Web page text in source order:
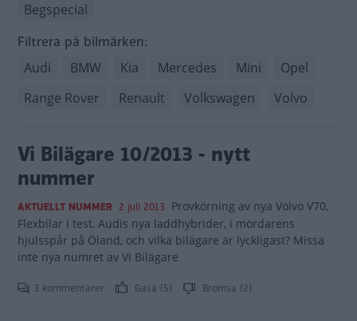
Begspecial
Filtrera på bilmärken:
Audi BMW Kia Mercedes Mini
Opel
Range Rover
Renault Volkswagen Volvo
Vi Bilägare 10/2013 - nytt
nummer
AKTUELLT NUMMER 2 juli 2013 Provkörning av nya Volvo V70,
Flexbilar i test, Audis nya laddhybrider, i mördarens
hjulsspår på Öland, och vilka bilägare är lyckligast? Missa
inte nya numret av Vi Bilägare
3 kommentarer Gasa (5) Bromsa (2)